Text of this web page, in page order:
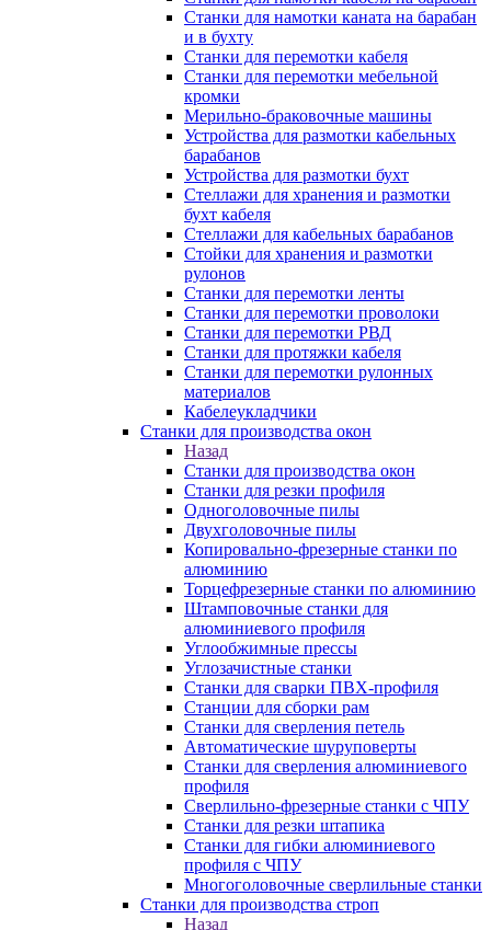
Станки для намотки каната на барабан
и в бухту
Станки для перемотки кабеля
Станки для перемотки мебельной
кромки
Мерильно-браковочные машины
Устройства для размотки кабельных
барабанов
Устройства для размотки бухт
Стеллажи для хранения и размотки
бухт кабеля
Стеллажи для кабельных барабанов
Стойки для хранения и размотки
рулонов
Станки для перемотки ленты
Станки для перемотки проволоки
Станки для перемотки РВД
Станки для протяжки кабеля
Станки для перемотки рулонных
материалов
Кабелеукладчики
Станки для производства окон
Назад
Станки для производства окон
Станки для резки профиля
Одноголовочные пилы
Двухголовочные пилы
Копировально-фрезерные станки по
алюминию
Торцефрезерные станки по алюминию
Штамповочные станки для
алюминиевого профиля
Углообжимные прессы
Углозачистные станки
Станки для сварки ПВХ-профиля
Станции для сборки рам
Станки для сверления петель
Автоматические шуруповерты
Станки для сверления алюминиевого
профиля
Сверлильно-фрезерные станки с ЧПУ
Станки для резки штапика
Станки для гибки алюминиевого
профиля с ЧПУ
Многоголовочные сверлильные станки
Станки для производства строп
Назад